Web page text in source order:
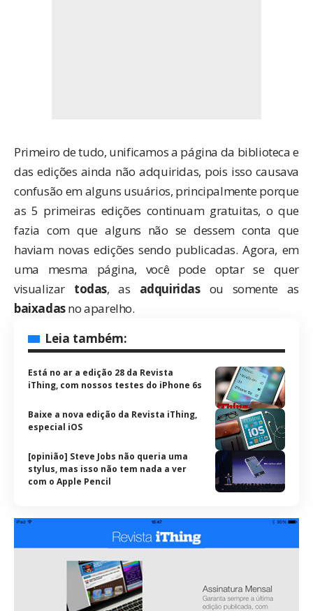
Primeiro de tudo, unificamos a página da biblioteca e
das edições ainda não adquiridas, pois isso causava
confusão em alguns usuários, principalmente porque
as 5 primeiras edições continuam gratuitas, o que
fazia com que alguns não se dessem conta que
haviam novas edições sendo publicadas. Agora, em
uma mesma página, você pode optar se quer
visualizar todas, as adquiridasou somente as
baixadasno aparelho.
Leia também:
Está no ar a edição 28 da Revista
iThing, com nossos testes do iPhone 6s
Baixe a nova edição da Revista iThing,
especial iOS
[opinião] Steve Jobs não queria uma
stylus, mas isso não tem nada a ver
com o Apple Pencil